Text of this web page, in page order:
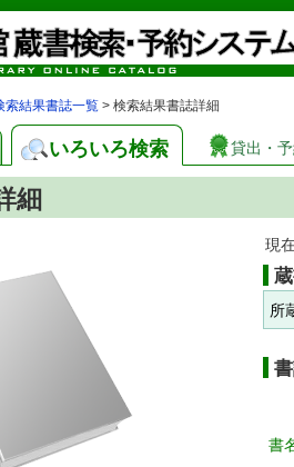
索結果書誌一覧 > 検索結果書誌詳細
いろいろ検索 貸出・
細
現
所
書